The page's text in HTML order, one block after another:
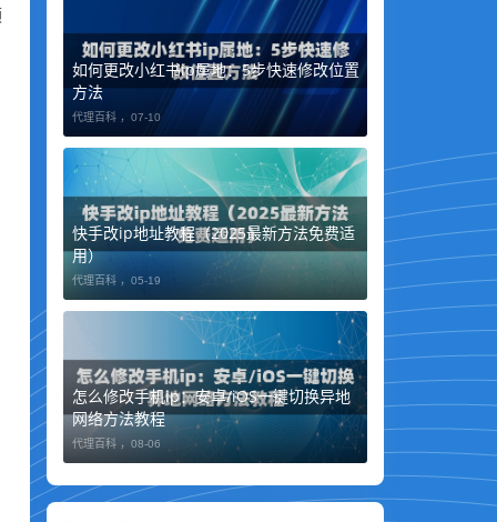
如何更改小红书ip属地：5步快速修改位置
方法
代理百科 ， 07-10
快手改ip地址教程（2025最新方法免费适
用）
代理百科 ， 05-19
怎么修改手机ip：安卓/iOS一键切换异地
网络方法教程
代理百科 ， 08-06